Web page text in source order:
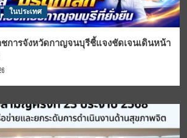
ในประเทศ
การจังหวัดกาญจนบุรีชี้แจงชัดเจนเดินหน้า